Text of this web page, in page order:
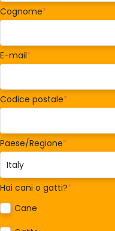
Cognome*
E-mail*
Codice postale*
Paese/Regione*
Hai cani o gatti?*
Cane